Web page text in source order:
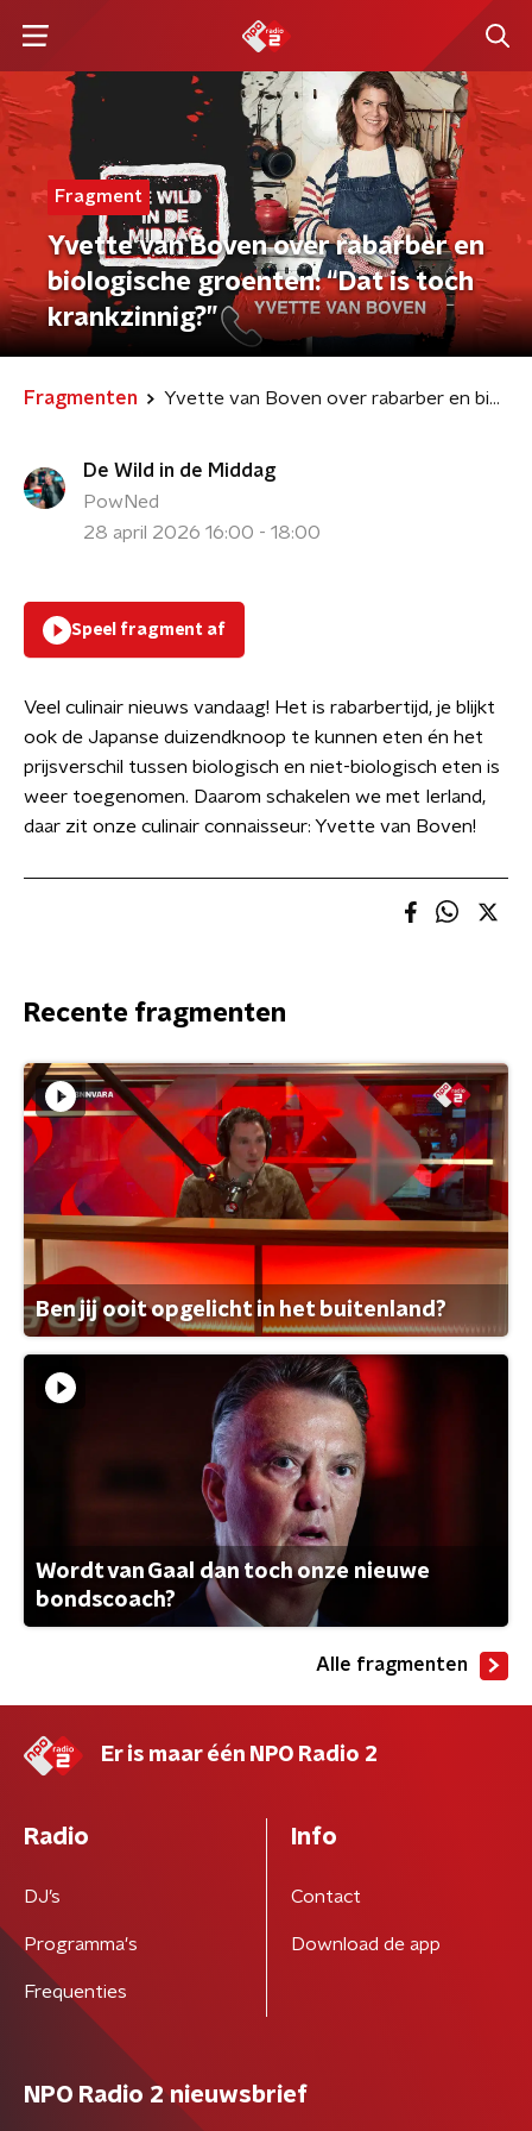
Fragment
Yvette van Boven over rabarber en
biologische groenten: “Dat is toch
krankzinnig?”
Fragmenten Yvette van Boven over rabarber en biologische groenten: “Dat is toch krankzinnig?”
De Wild in de Middag
PowNed
28 april 2026 16:00 - 18:00
Speel fragment af
Veel culinair nieuws vandaag! Het is rabarbertijd, je blijkt
ook de Japanse duizendknoop te kunnen eten én het
prijsverschil tussen biologisch en niet-biologisch eten is
weer toegenomen. Daarom schakelen we met Ierland,
daar zit onze culinair connaisseur: Yvette van Boven!
Recente fragmenten
Ben jij ooit opgelicht in het buitenland?
Wordt van Gaal dan toch onze nieuwe
bondscoach?
Alle fragmenten
Er is maar één NPO Radio 2
Radio
DJ’s
Programma's
Frequenties
Info
Contact
Download de app
NPO Radio 2 nieuwsbrief